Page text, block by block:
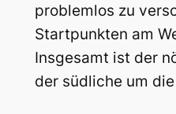
problemlos zu
Startpunkten am
Insgesamt ist der
der südliche um